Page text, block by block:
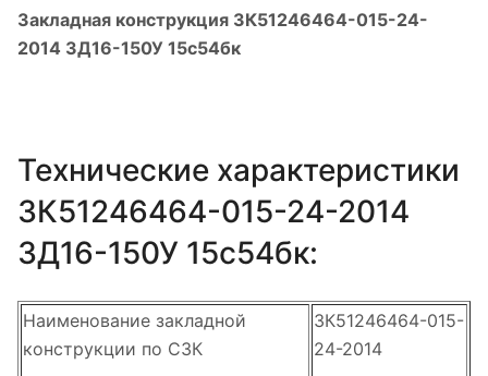
Закладная конструкция ЗК51246464-015-24-
2014 ЗД16-150У 15с54бк
Технические характеристики
ЗК51246464-015-24-2014
ЗД16-150У 15с54бк:
Наименование закладной
конструкции по СЗК
ЗК51246464-015-
24-2014